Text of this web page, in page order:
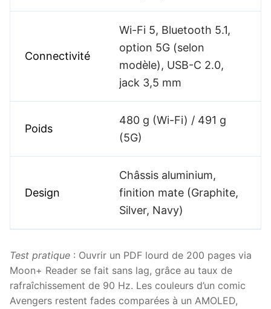
Connectivité
Wi-Fi 5, Bluetooth 5.1,
option 5G (selon
modèle), USB-C 2.0,
jack 3,5 mm
Poids
480 g (Wi-Fi) / 491 g
(5G)
Design
Châssis aluminium,
finition mate (Graphite,
Silver, Navy)
Test pratique : Ouvrir un PDF lourd de 200 pages via
Moon+ Reader se fait sans lag, grâce au taux de
rafraîchissement de 90 Hz. Les couleurs d’un comic
Avengers restent fades comparées à un AMOLED,